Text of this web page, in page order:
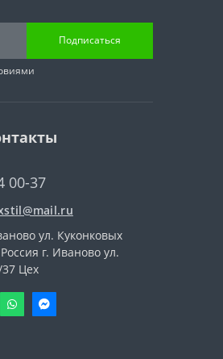
Подписаться
00-37
ул. Куконковых
г. Иваново ул.
Цех